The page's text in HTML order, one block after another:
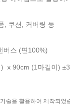
, 쿠션, 커버링 등
버스 (면100%)
x 90cm (1마길이)
술을 활용하여 제작되었